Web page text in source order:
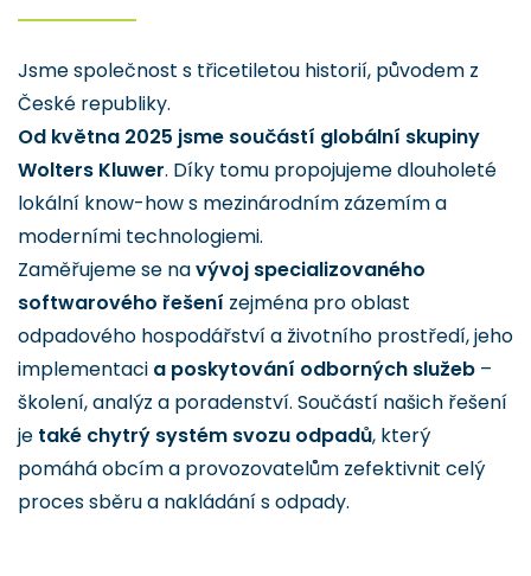
Jsme společnost s třicetiletou historií, původem z
České republiky.
Od května 2025 jsme součástí globální skupiny
Wolters Kluwer. Díky tomu propojujeme dlouholeté
lokální know-how s mezinárodním zázemím a
moderními technologiemi.
Zaměřujeme se navývoj specializovaného
softwarového řešení zejména pro oblast
odpadového hospodářství a životního prostředí, jeho
implementaci a poskytování odborných služeb –
školení, analýz a poradenství. Součástí našich řešení
je také chytrý systém svozu odpadů, který
pomáhá obcím a provozovatelům zefektivnit celý
proces sběru a nakládání s odpady.